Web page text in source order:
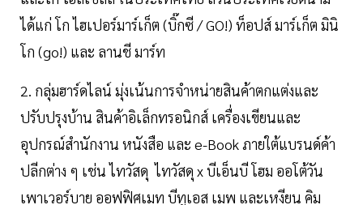
ได้แก่ โก ไฮเปอร์มาร์เก็ต (บิ๊กซี / GO!) ท็อปส์ มาร์เก็ต มินิ
โก (go!) และ ลานชี มาร์ท
2. กลุ่มฮาร์ดไลน์ มุ่งเน้นการจำหน่ายสินค้าตกแต่งและ
ปรับปรุงบ้าน สินค้าอิเล็กทรอนิกส์ เครื่องเขียนและ
อุปกรณ์สำนักงาน หนังสือ และ e-Book ภายใต้แบรนด์ค้า
ปลีกต่าง ๆ เช่น ไทวัสดุ ไทวัสดุ x บีเอ็นบี โฮม ออโต้วัน
เพาเวอร์บาย ออฟฟิศเมท บีทูเอส เมพ และเหงียน คิม